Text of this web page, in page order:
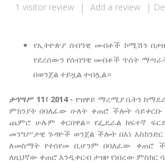
1 visitor review | Add a review |
የኢትዮጵያ ሰብዓዊ መብቶች ኮሚሽን
የደረሰውን የሰብዓዊ መብቶች ጥሰት
በወንጀል ተይዟል ተብሏል።
ታኅሣሥ 11፣ 2014 - የዝዋይ ማረሚያ ቤትን
ምክንያት በባለፈው ሁለት ቀጠሮ ችሎት ሳይቀርቡ
ጨምሮ ሁሉም ቀርበዋል። የፌዴራል ከፍተኛ
መንግሥታዊ ጉዳዮች ወንጀል ችሎት በእነ
ለመስማት የተሰየመ ቢሆንም በባለፈው ቀጠሮ
ለዚህኛው ቀጠሮ እንዲቀርብ ታዝዞ የነበረው ምስክር